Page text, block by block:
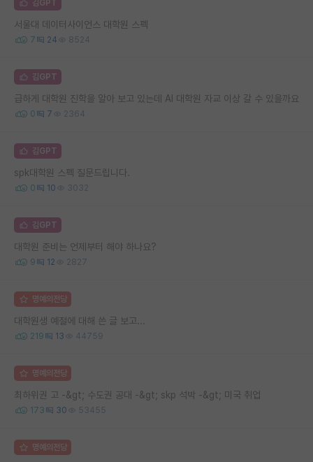
김GPT
서울대 데이터사이언스 대학원 스펙
7 24 8524
김GPT
급하게 대학원 진학을 알아 보고 있는데 AI 대학원 자교 이상 갈 수 있을까요
0 7 2364
김GPT
spk대학원 스펙 질문드립니다.
0 10 3032
김GPT
대학원 준비는 언제부터 해야 하나요?
9 12 2827
명예의전당
대학원생 예절에 대해 쓴 글 보고...
219 13 44759
명예의전당
최하위권 고 -&gt; 수도권 공대 -&gt; skp 석박 -&gt; 미국 취업
173 30 53455
명예의전당